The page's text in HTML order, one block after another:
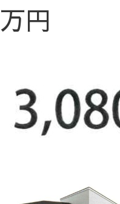
万円